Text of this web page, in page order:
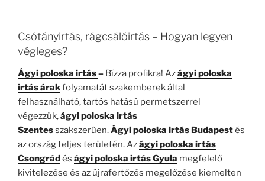
Csótányirtás, rágcsálóirtás – Hogyan legyen
végleges?
Ágyi poloska irtás– Bízza profikra! Azágyi poloska
irtás árakfolyamatát szakemberek által
felhasználható, tartós hatású permetszerrel
végezzük,ágyi poloska irtás
Szentesszakszerűen.Ágyi poloska irtás Budapestés
az ország teljes területén. Azágyi poloska irtás
Csongrád és ágyi poloska irtás Gyula megfelelő
kivitelezése és az újrafertőzés megelőzése kiemelten